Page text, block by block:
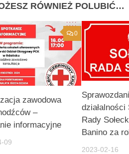
RÓWNIEŻ POLUBIĆ…
0
zawodowa
–
informacyjne
09
działalności
Rady
Banino za
2023-02-16